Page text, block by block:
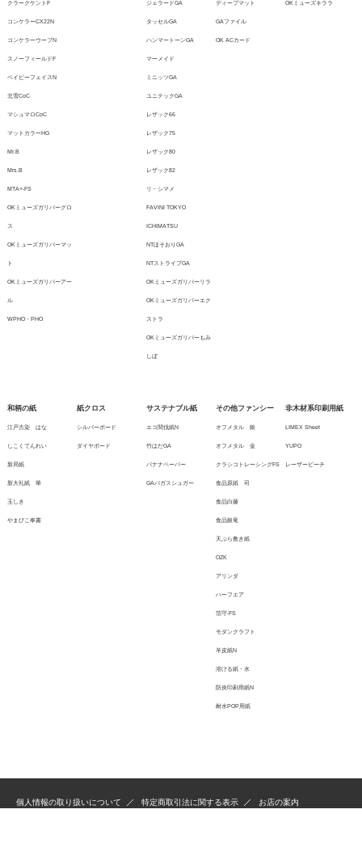
クラークケントF
コンケラーCX22N
コンケラーウーブN
スノーフィールドF
ベイビーフェイスN
北雪CoC
マシュマロCoC
マットカラーHG
Mr.B
Mrs.B
MTA+-FS
OKミューズガリバーグロ
ス
OKミューズガリバーマッ
ト
OKミューズガリバーアー
ル
WPHO・PHO
ジェラードGA
タッセルGA
ハンマートーンGA
マーメイド
ミニッツGA
ユニテックGA
レザック66
レザック75
レザック80
レザック82
リ・シマメ
FAVINI TOKYO
ICHIMATSU
NTほそおりGA
NTストライプGA
OKミューズガリバーリラ
OKミューズガリバーエク
ストラ
OKミューズガリバーもみ
しぼ
ディープマット
GAファイル
OK ACカード
OKミューズキララ
和柄の紙
江戸古染 はな
しこくてんれい
新局紙
新大礼紙 華
玉しき
やまびこ奉書
紙クロス
シルバーボード
ダイヤボード
サステナブル紙
エコ間伐紙N
竹はだGA
バナナペーパー
GAバガスシュガー
その他ファンシー
オフメタル 銀
オフメタル 金
クラシコトレーシングFS
食品原紙 司
食品白藤
食品銀竜
天ぷら敷き紙
OZK
アリンダ
ハーフエア
箔守-FS
モダンクラフト
羊皮紙N
溶ける紙・水
防炎印刷用紙N
耐水POP用紙
非木材系印刷用紙
LIMEX Sheet
YUPO
レーザーピーチ
個人情報の取り扱いについて 特定商取引法に関する表示 お店の案内